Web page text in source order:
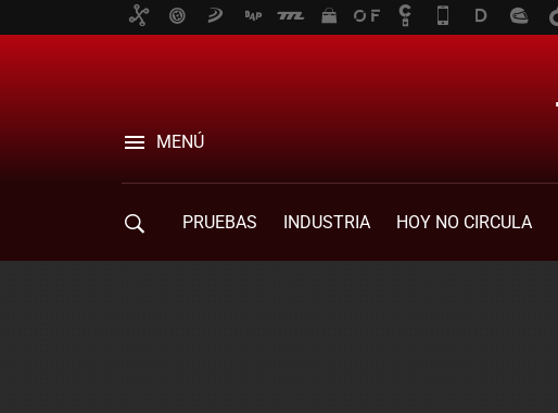
MENÚ
PRUEBAS INDUSTRIA HOY NO CIRCULA